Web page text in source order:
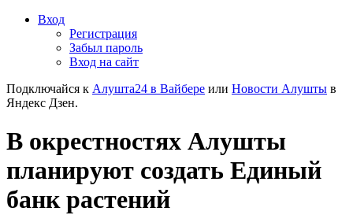
Вход
Регистрация
Забыл пароль
Вход на сайт
Подключайся к Алушта24 в Вайбере или Новости Алушты в
Яндекс Дзен.
В окрестностях Алушты
планируют создать Единый
банк растений